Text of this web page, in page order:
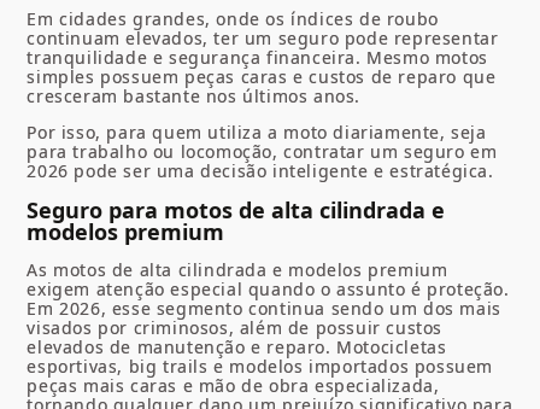
Em cidades grandes, onde os índices de roubo
continuam elevados, ter um seguro pode representar
tranquilidade e segurança financeira. Mesmo motos
simples possuem peças caras e custos de reparo que
cresceram bastante nos últimos anos.
Por isso, para quem utiliza a moto diariamente, seja
para trabalho ou locomoção, contratar um seguro em
2026 pode ser uma decisão inteligente e estratégica.
Seguro para motos de alta cilindrada e
modelos premium
As motos de alta cilindrada e modelos premium
exigem atenção especial quando o assunto é proteção.
Em 2026, esse segmento continua sendo um dos mais
visados por criminosos, além de possuir custos
elevados de manutenção e reparo. Motocicletas
esportivas, big trails e modelos importados possuem
peças mais caras e mão de obra especializada,